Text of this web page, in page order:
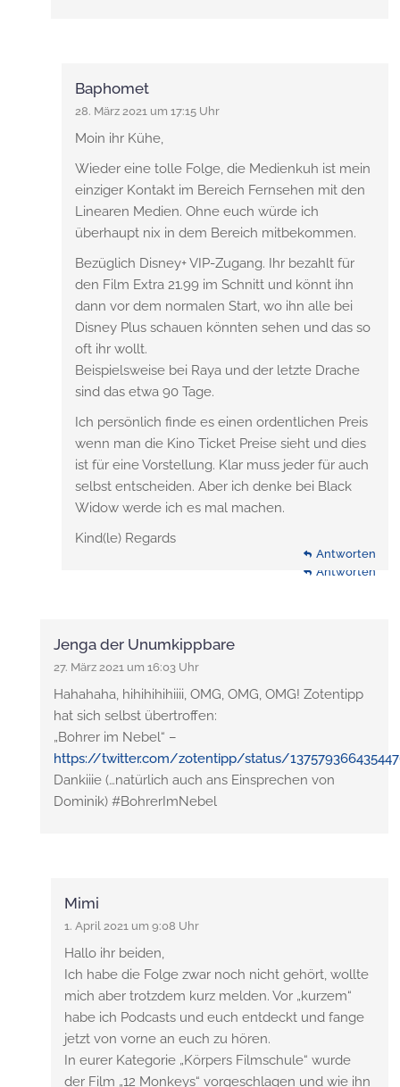
Antworten
Baphomet
28. März 2021 um 17:15 Uhr
Moin ihr Kühe,
Wieder eine tolle Folge, die Medienkuh ist mein
einziger Kontakt im Bereich Fernsehen mit den
Linearen Medien. Ohne euch würde ich
überhaupt nix in dem Bereich mitbekommen.
Bezüglich Disney+ VIP-Zugang. Ihr bezahlt für
den Film Extra 21.99 im Schnitt und könnt ihn
dann vor dem normalen Start, wo ihn alle bei
Disney Plus schauen könnten sehen und das so
oft ihr wollt.
Beispielsweise bei Raya und der letzte Drache
sind das etwa 90 Tage.
Ich persönlich finde es einen ordentlichen Preis
wenn man die Kino Ticket Preise sieht und dies
ist für eine Vorstellung. Klar muss jeder für auch
selbst entscheiden. Aber ich denke bei Black
Widow werde ich es mal machen.
Kind(le) Regards
Antworten
Jenga der Unumkippbare
27. März 2021 um 16:03 Uhr
Hahahaha, hihihihihiiii, OMG, OMG, OMG! Zotentipp
hat sich selbst übertroffen:
„Bohrer im Nebel“ –
https://twitter.com/zotentipp/status/
Dankiiie (…natürlich auch ans Einsprechen von
Dominik) #BohrerImNebel
Mimi
1. April 2021 um 9:08 Uhr
Hallo ihr beiden,
Ich habe die Folge zwar noch nicht gehört, wollte
mich aber trotzdem kurz melden. Vor „kurzem“
habe ich Podcasts und euch entdeckt und fange
jetzt von vorne an euch zu hören.
In eurer Kategorie „Körpers Filmschule“ wurde
der Film „12 Monkeys“ vorgeschlagen und wie ihn